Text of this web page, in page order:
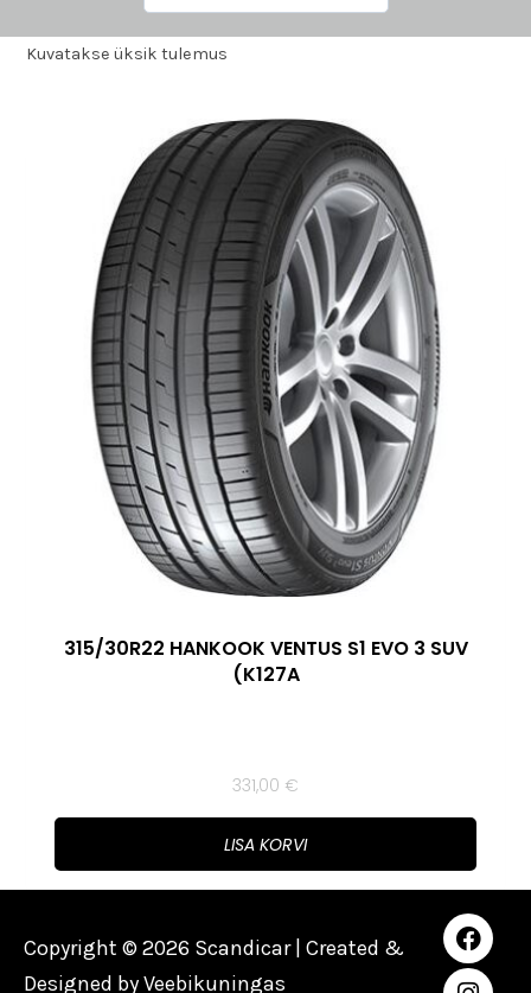
Kuvatakse üksik tulemus
315/30R22 HANKOOK VENTUS S1 EVO 3 SUV
(K127A
331,00 €
LISA KORVI
Copyright © 2026 Scandicar | Created &
Designed byVeebikuningas